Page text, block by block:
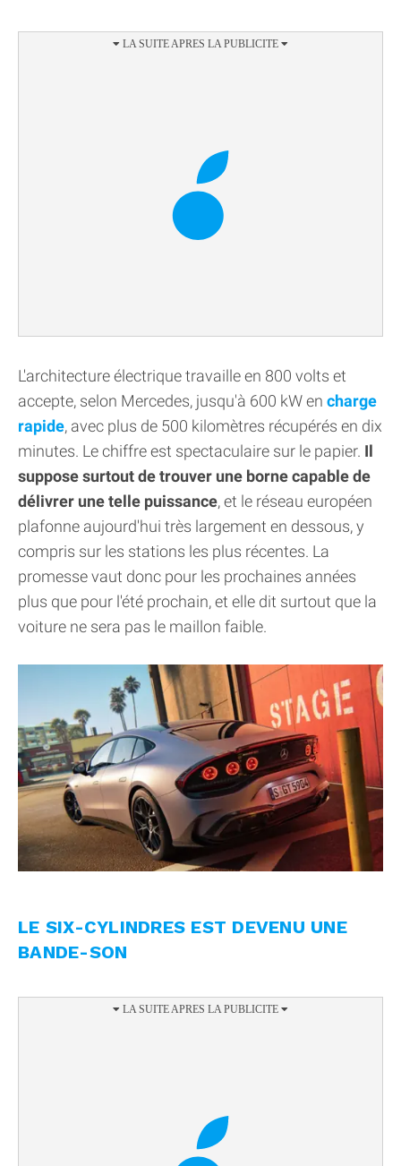
L'architecture électrique travaille en 800 volts et
accepte, selon Mercedes, jusqu'à 600 kW en charge
rapide, avec plus de 500 kilomètres récupérés en dix
minutes. Le chiffre est spectaculaire sur le papier. Il
suppose surtout de trouver une borne capable de
délivrer une telle puissance, et le réseau européen
plafonne aujourd'hui très largement en dessous, y
compris sur les stations les plus récentes. La
promesse vaut donc pour les prochaines années
plus que pour l'été prochain, et elle dit surtout que la
voiture ne sera pas le maillon faible.
LE SIX-CYLINDRES EST DEVENU UNE
BANDE-SON